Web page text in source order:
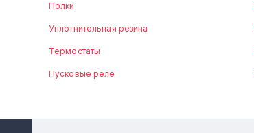
Полки
Уплотнительная резина
Термостаты
Пусковые реле